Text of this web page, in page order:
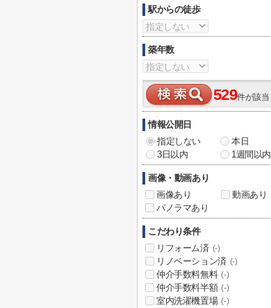
駅からの徒歩
築年数
529件が該当
情報公開日
指定しない
本日
3日以内
1週間以内
画像・動画あり
画像あり
動画あり
パノラマあり
こだわり条件
リフォーム済 (-)
リノベーション済 (-)
仲介手数料無料 (-)
仲介手数料半額 (-)
室内洗濯機置場 (-)